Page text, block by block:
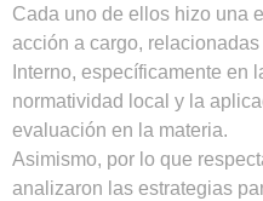
Cada uno de ellos hizo una
acción a cargo, relacionadas
Interno, específicamente en
normatividad local y la
evaluación en la materia.
Asimismo, por lo que
analizaron las estrategias